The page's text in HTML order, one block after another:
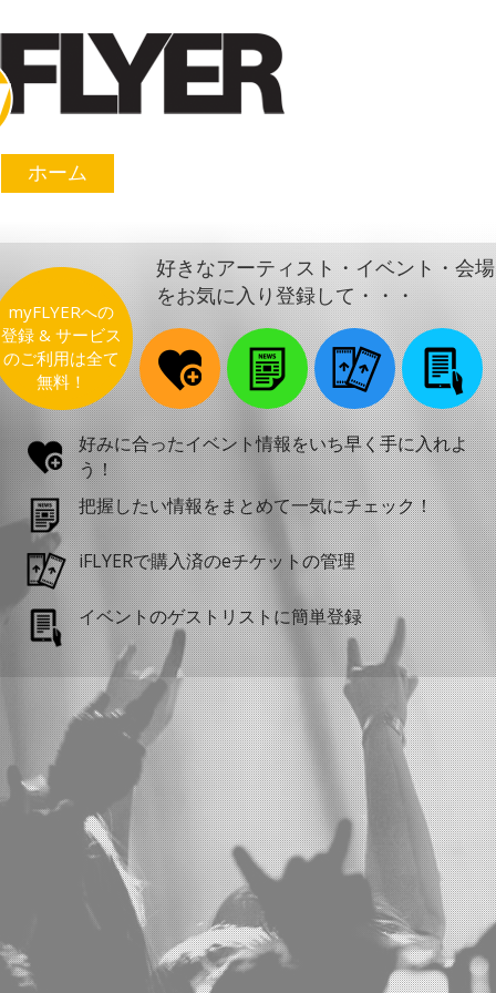
ホーム
好きなアーティスト・イベント・会場
をお気に入り登録して・・・
myFLYERへの
登録 & サービス
のご利用は全て
無料！
好みに合ったイベント情報をいち早く手に入れよ
う！
把握したい情報をまとめて一気にチェック！
iFLYERで購入済のeチケットの管理
イベントのゲストリストに簡単登録